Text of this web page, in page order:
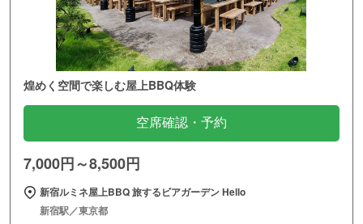
煌めく空間で楽しむ屋上BBQ体験
空席確認・予約
7,000円～8,500円
新宿ルミネ屋上BBQ 旅するビアガーデン Hello
新宿駅／東京都